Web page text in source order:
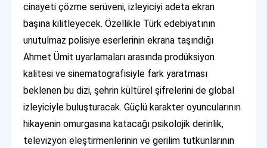
cinayeti çözme serüveni, izleyiciyi adeta ekran
başına kilitleyecek. Özellikle Türk edebiyatının
unutulmaz polisiye eserlerinin ekrana taşındığı
Ahmet Ümit uyarlamaları arasında prodüksiyon
kalitesi ve sinematografisiyle fark yaratması
beklenen bu dizi, şehrin kültürel şifrelerini de global
izleyiciyle buluşturacak. Güçlü karakter oyuncularının
hikayenin omurgasına katacağı psikolojik derinlik,
televizyon eleştirmenlerinin ve gerilim tutkunlarının